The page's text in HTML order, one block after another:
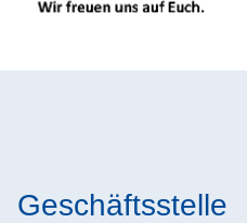
Geschäftsstelle